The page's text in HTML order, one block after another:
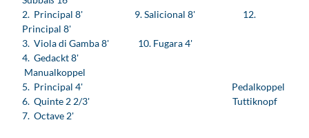
e
r
K
r
e
u
t
z
b
2. Principal 8' 9. Salicional 8' 12.
Principal 8'
3. Viola di Gamba 8' 10. Fugara 4'
4. Gedackt 8'
Manualkoppel
5. Principal 4' Pedalkoppel
6. Quinte 2 2/3' Tuttiknopf
7. Octave 2'